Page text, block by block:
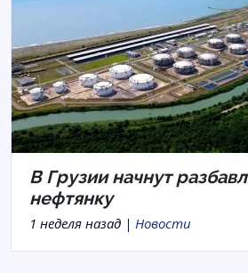
В Грузии начнут
нефтянку
1 неделя назад | Новости